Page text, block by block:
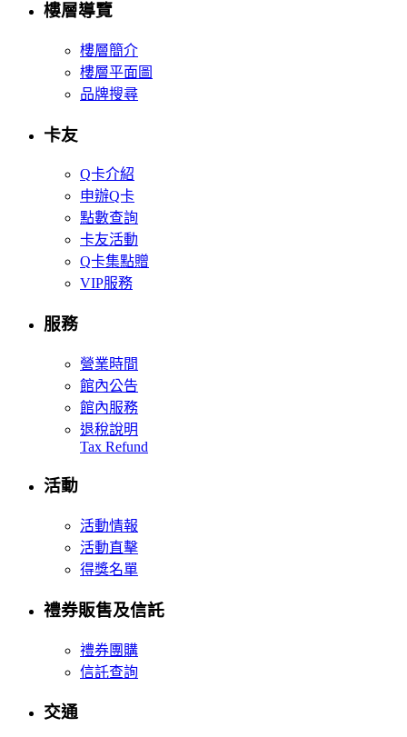
樓層導覽
樓層簡介
樓層平面圖
品牌搜尋
卡友
Q卡介紹
申辦Q卡
點數查詢
卡友活動
Q卡集點贈
VIP服務
服務
營業時間
館內公告
館內服務
退稅說明
Tax Refund
活動
活動情報
活動直擊
得獎名單
禮券販售及信託
禮券團購
信託查詢
交通